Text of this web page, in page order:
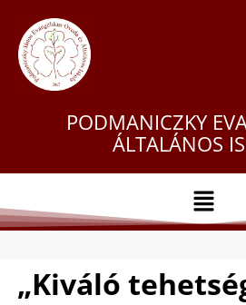
PODMANICZKY
ÁLTALÁNOS
„Kiváló